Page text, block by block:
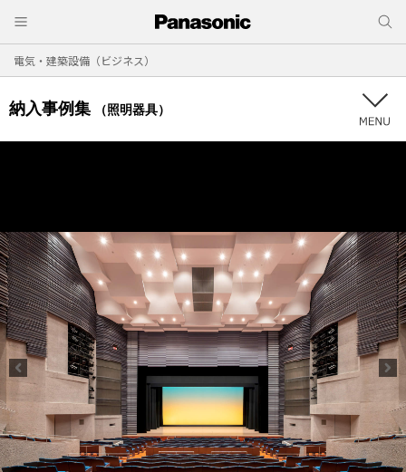
電気・建築設備（ビジネス）
納入事例集 （照明器具）